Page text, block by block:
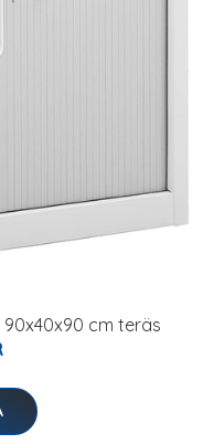
cm teräs